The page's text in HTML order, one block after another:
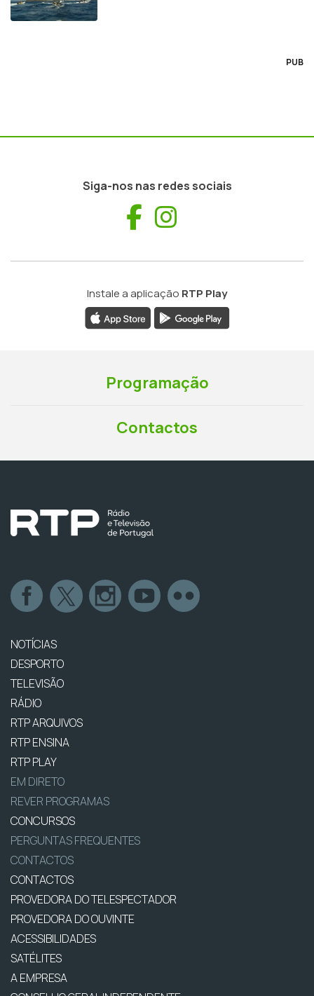
PUB
Siga-nos nas redes sociais
Facebook
Instale a aplicação RTP Play
Programação
Contactos
NOTÍCIAS
DESPORTO
TELEVISÃO
RÁDIO
RTP ARQUIVOS
RTP ENSINA
RTP PLAY
EM DIRETO
REVER PROGRAMAS
CONCURSOS
PERGUNTAS FREQUENTES
CONTACTOS
CONTACTOS
PROVEDORA DO TELESPECTADOR
PROVEDORA DO OUVINTE
ACESSIBILIDADES
SATÉLITES
A EMPRESA